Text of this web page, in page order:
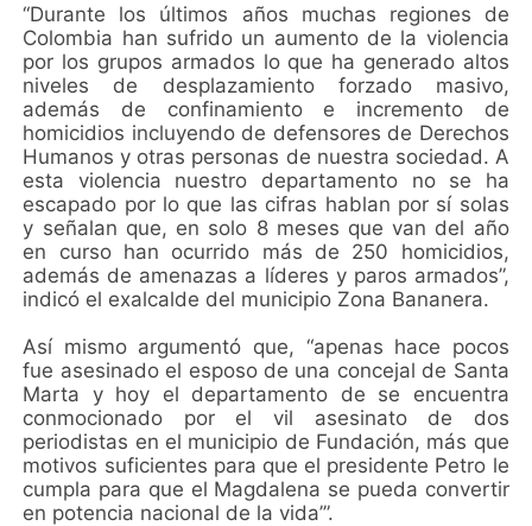
“Durante los últimos años muchas regiones de
Colombia han sufrido un aumento de la violencia
por los grupos armados lo que ha generado altos
niveles de desplazamiento forzado masivo,
además de confinamiento e incremento de
homicidios incluyendo de defensores de Derechos
Humanos y otras personas de nuestra sociedad. A
esta violencia nuestro departamento no se ha
escapado por lo que las cifras hablan por sí solas
y señalan que, en solo 8 meses que van del año
en curso han ocurrido más de 250 homicidios,
además de amenazas a líderes y paros armados”,
indicó el exalcalde del municipio Zona Bananera.
Así mismo argumentó que, “apenas hace pocos
fue asesinado el esposo de una concejal de Santa
Marta y hoy el departamento de se encuentra
conmocionado por el vil asesinato de dos
periodistas en el municipio de Fundación, más que
motivos suficientes para que el presidente Petro le
cumpla para que el Magdalena se pueda convertir
en potencia nacional de la vida’”.